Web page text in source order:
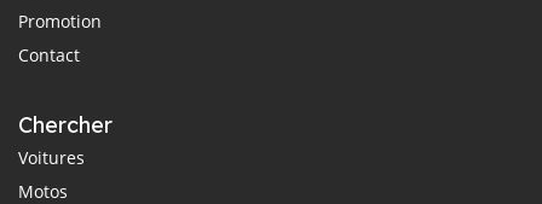
Promotion
Contact
Chercher
Voitures
Motos